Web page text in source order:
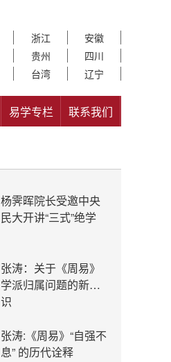
浙江
安徽
贵州
四川
台湾 辽宁
易学专栏 联系我们
杨霁晖院长受邀中央
民大开讲“三式”绝学
张涛：关于《周易》
学派归属问题的新认
识
张涛:《周易》“自强不
息” 的历代诠释